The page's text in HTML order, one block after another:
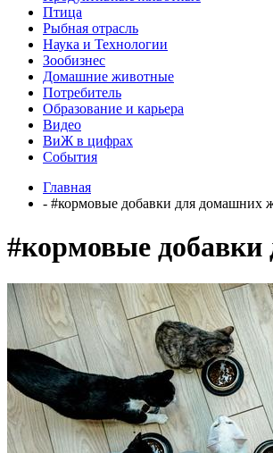
Птица
Рыбная отрасль
Наука и Технологии
Зообизнес
Домашние животные
Потребитель
Образование и карьера
Видео
ВиЖ в цифрах
События
Главная
- #кормовые добавки для домашних
#кормовые